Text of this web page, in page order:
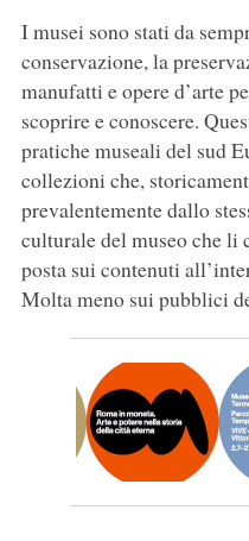
I musei sono stati da
conservazione, la
manufatti e opere d’arte
scoprire e conoscere.
pratiche museali del sud
collezioni che,
prevalentemente dallo
culturale del museo che li
posta sui contenuti
Molta meno sui pubblici